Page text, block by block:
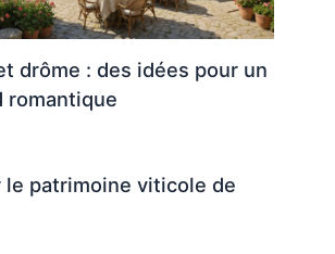
drôme : des idées pour un
romantique
le patrimoine viticole de